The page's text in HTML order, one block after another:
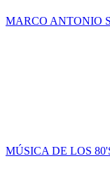
MARCO ANTONIO
MÚSICA DE LOS